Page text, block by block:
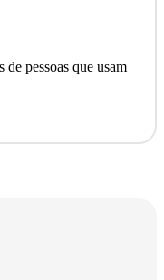
de pessoas que usam